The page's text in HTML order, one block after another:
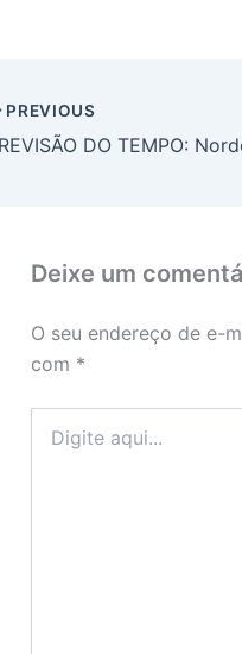
PREVIOUS
Deixe um
O seu endereço de e-
com *
aqui...